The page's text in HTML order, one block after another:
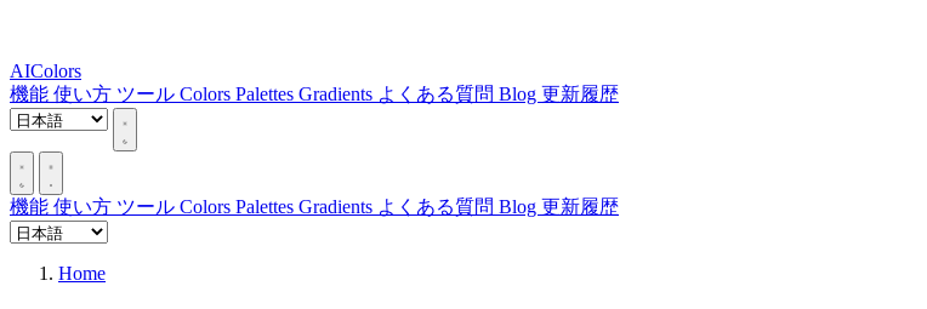
AIColors
機能 使い方 ツール Colors Palettes Gradients よくある質問 Blog 更新履歴
機能 使い方 ツール Colors Palettes Gradients よくある質問 Blog 更新履歴
Home